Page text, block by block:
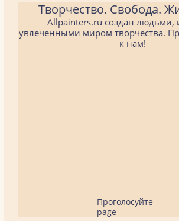
Творчество. Свобода.
Allpainters.ru создан людьми,
увлеченными миром творчества.
к нам!
Проголосуйте
page